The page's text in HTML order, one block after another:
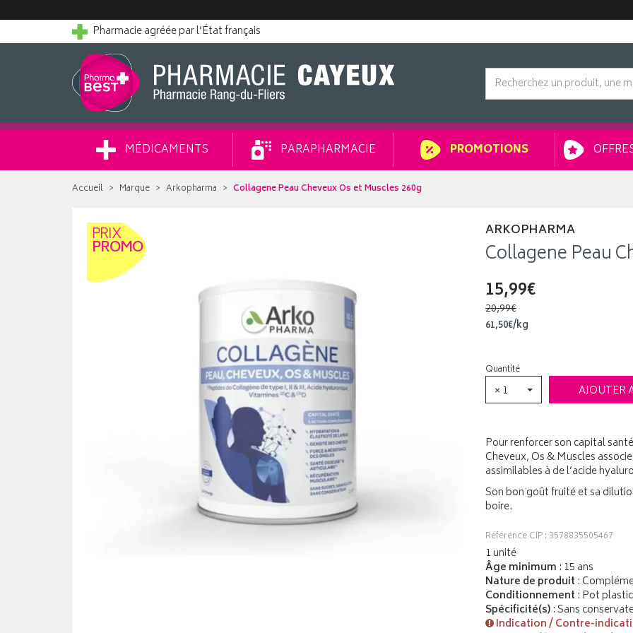
Pharmacie agréée par l’État français
MÉDICAMENTS PARAPHARMACIE PROMOTIONS
Accueil Marque Arkopharma Collagene Peau Cheveux Os et Muscles 260g
PRIX
PROMO
ARKOPHARMA
Collagene Peau
15,99€
20,99€
61,50€/kg
Quantité
× 1 AJOUTER
Pour renforcer son capital
Cheveux, Os & Muscles
assimilables à de l’acide
Son bon goût fruité et sa
boire.
Référence CIP : 3578835505467
1 unité
Âge minimum : 15 ans
Nature de produit :
Conditionnement : Pot
Spécificité(s): Sans
Indication / Contre-